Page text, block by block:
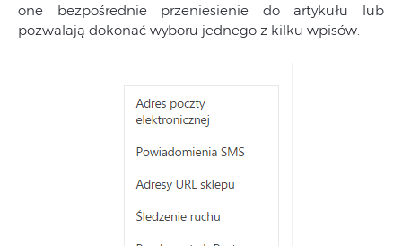
one bezpośrednie przeniesienie do artykułu lub
pozwalają dokonać wyboru jednego z kilku wpisów.